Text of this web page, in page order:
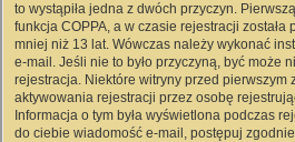
to wystąpiła jedna z dwóch przyczyn.
funkcja COPPA, a w czasie rejestracji
mniej niż 13 lat. Wówczas należy wykonać
e-mail. Jeśli nie to było przyczyną, być może
rejestracja. Niektóre witryny przed pierwszym
aktywowania rejestracji przez osobę
Informacja o tym była wyświetlona podczas
do ciebie wiadomość e-mail, postępuj